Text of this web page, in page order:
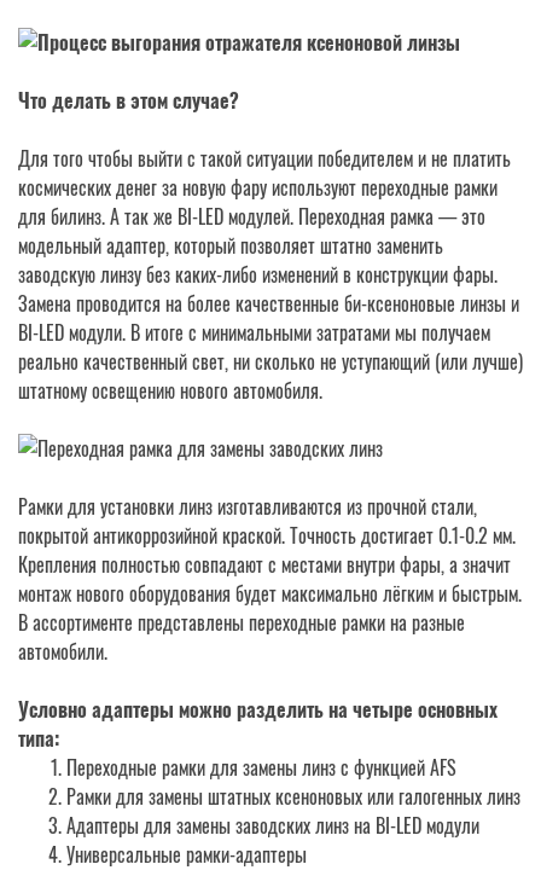
Что делать в этом случае?
Для того чтобы выйти с такой ситуации победителем и не платить
космических денег за новую фару используют переходные рамки
для билинз. А так же BI-LED модулей. Переходная рамка — это
модельный адаптер, который позволяет штатно заменить
заводскую линзу без каких-либо изменений в конструкции фары.
Замена проводится на более качественные би-ксеноновые линзы и
BI-LED модули. В итоге с минимальными затратами мы получаем
реально качественный свет, ни сколько не уступающий (или лучше)
штатному освещению нового автомобиля.
Рамки для установки линз изготавливаются из прочной стали,
покрытой антикоррозийной краской. Точность достигает 0.1-0.2 мм.
Крепления полностью совпадают с местами внутри фары, а значит
монтаж нового оборудования будет максимально лёгким и быстрым.
В ассортименте представлены переходные рамки на разные
автомобили.
Условно адаптеры можно разделить на четыре основных
типа:
Переходные рамки для замены линз с функцией AFS
Рамки для замены штатных ксеноновых или галогенных линз
Адаптеры для замены заводских линз на BI-LED модули
Универсальные рамки-адаптеры